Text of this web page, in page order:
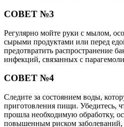
СОВЕТ №3
Регулярно мойте руки с мылом,
сырыми продуктами или перед
предотвратить распространение
инфекций, связанных с
СОВЕТ №4
Следите за состоянием воды,
приготовления пищи. Убедитесь,
прошла необходимую обработку,
повышенным риском